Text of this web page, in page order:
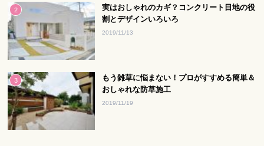
実はおしゃれのカギ？コンクリート目地の役
割とデザインいろいろ
2019/11/13
もう雑草に悩まない！プロがすすめる簡単＆
おしゃれな防草施工
2019/11/19